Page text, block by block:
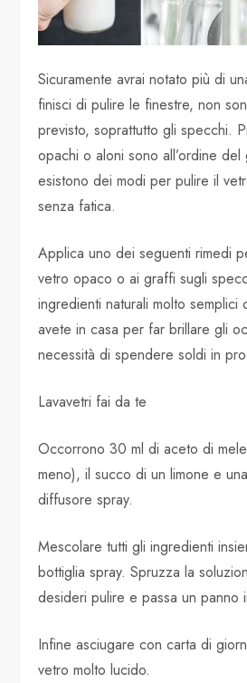
Sicuramente avrai notato più di
finisci di pulire le finestre, non
previsto, soprattutto gli specchi.
opachi o aloni sono all’ordine
esistono dei modi per pulire il
senza fatica.
Applica uno dei seguenti rimedi
vetro opaco o ai graffi sugli
ingredienti naturali molto semplici
avete in casa per far brillare gli
necessità di spendere soldi in
Lavavetri fai da te
Occorrono 30 ml di aceto di
meno), il succo di un limone e
diffusore spray.
Mescolare tutti gli ingredienti
bottiglia spray. Spruzza la
desideri pulire e passa un panno
Infine asciugare con carta di
vetro molto lucido.